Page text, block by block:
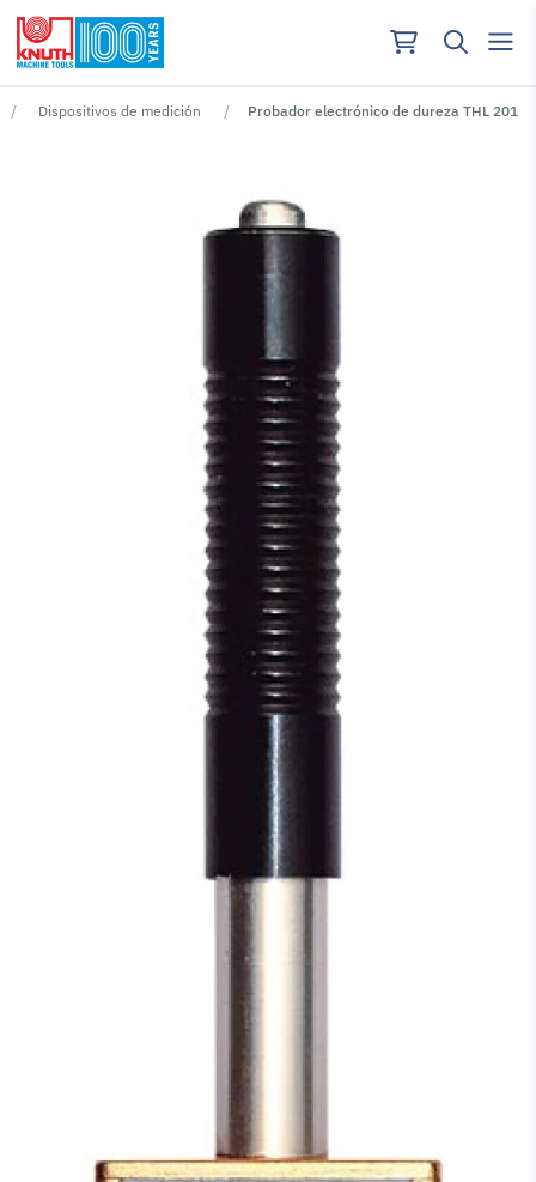
Dispositivos de medición Probador electrónico de dureza THL 201